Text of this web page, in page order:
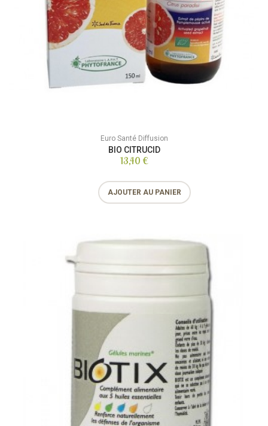
Euro Santé Diffusion
BIO CITRUCID
13,40 €
AJOUTER AU PANIER